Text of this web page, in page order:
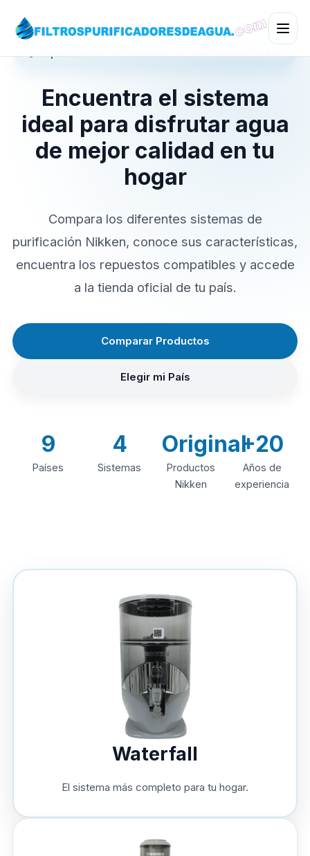
Encuentra el sistema
ideal para disfrutar agua
de mejor calidad en tu
hogar
Compara los diferentes sistemas de
purificación Nikken, conoce sus características,
encuentra los repuestos compatibles y accede
a la tienda oficial de tu país.
Comparar Productos
Elegir mi País
9
Países
4
Sistemas
Original
Productos
Nikken
+20
Años de
experiencia
Waterfall
El sistema más completo para tu hogar.